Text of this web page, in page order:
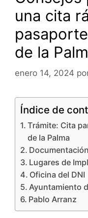
una cita
de la
enero 14, 2024
Índice de
Trámite: Cita
de la Palma
Lugares de
Oficina del DNI
Ayuntamiento
Pablo Arranz